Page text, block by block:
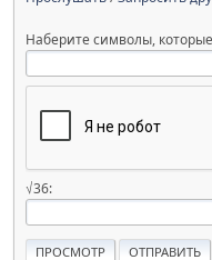
Наберите символы,
√36: